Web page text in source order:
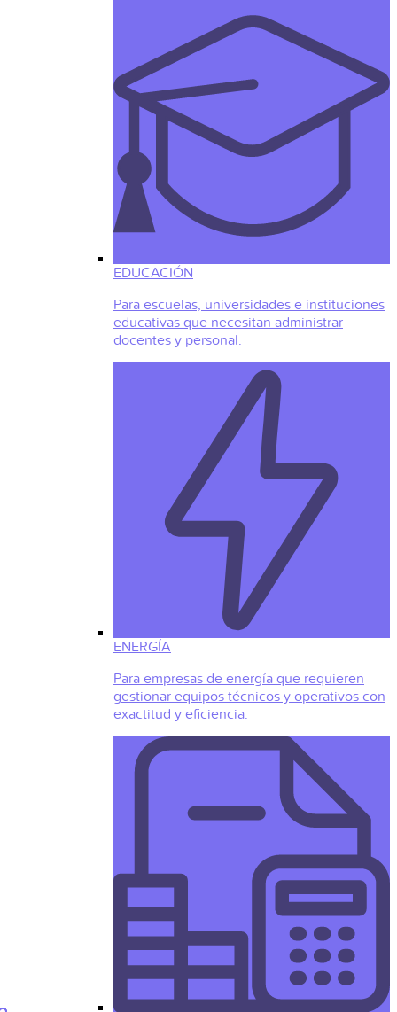
EDUCACIÓN
Para escuelas, universidades e instituciones
educativas que necesitan administrar
docentes y personal.
ENERGÍA
Para empresas de energía que requieren
gestionar equipos técnicos y operativos con
exactitud y eficiencia.